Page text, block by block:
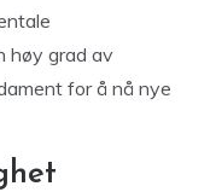
høy grad av
for å nå nye